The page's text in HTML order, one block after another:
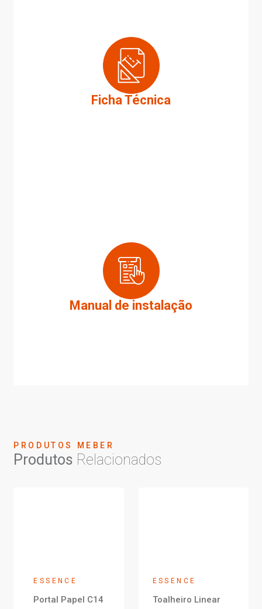
Ficha Técnica
Manual de instalação
PRODUTOS MEBER
Produtos Relacionados
ESSENCE
Portal Papel C14
ESSENCE
Toalheiro Linear